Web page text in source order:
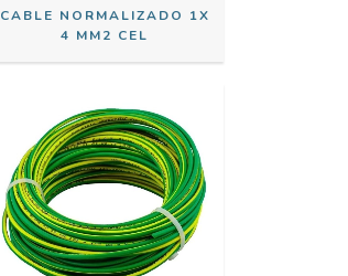
CABLE NORMALIZADO 1X
4 MM2 CEL